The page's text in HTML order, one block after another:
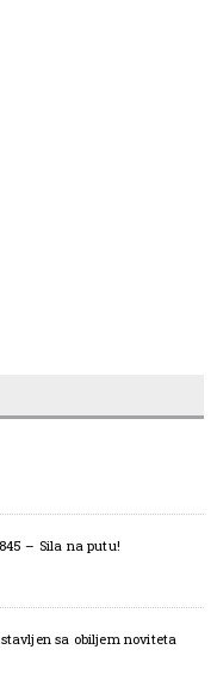
– Sila na putu!
sa obiljem noviteta